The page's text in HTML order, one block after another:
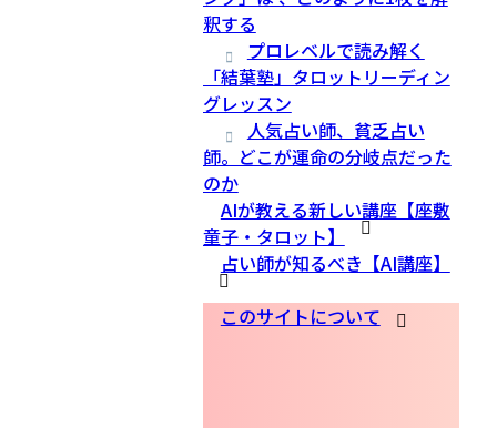
釈する
プロレベルで読み解く
「結葉塾」タロットリーディン
グレッスン
人気占い師、貧乏占い
師。どこが運命の分岐点だった
のか
AIが教える新しい講座【座敷
童子・タロット】
占い師が知るべき【AI講座】
このサイトについて